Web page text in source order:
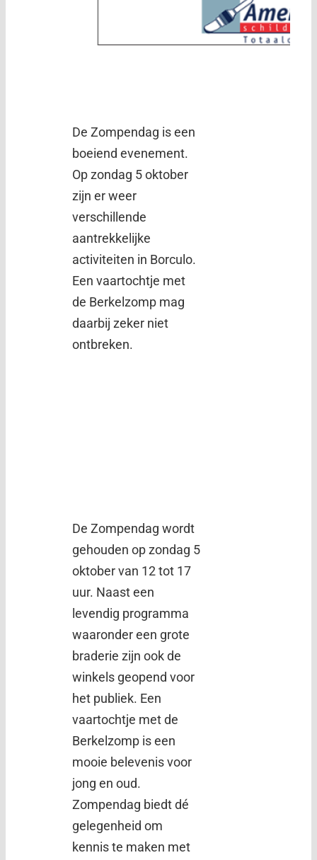
De Zompendag is een
boeiend evenement.
Op zondag 5 oktober
zijn er weer
verschillende
aantrekkelijke
activiteiten in Borculo.
Een vaartochtje met
de Berkelzomp mag
daarbij zeker niet
ontbreken.
De Zompendag wordt
gehouden op zondag 5
oktober van 12 tot 17
uur. Naast een
levendig programma
waaronder een grote
braderie zijn ook de
winkels geopend voor
het publiek. Een
vaartochtje met de
Berkelzomp is een
mooie belevenis voor
jong en oud.
Zompendag biedt dé
gelegenheid om
kennis te maken met